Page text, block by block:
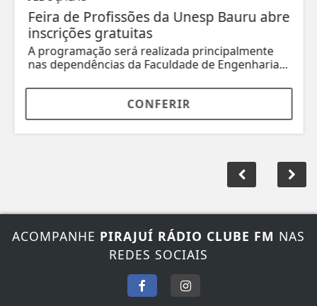
Feira de Profissões da Unesp Bauru abre
inscrições gratuitas
A programação será realizada principalmente
nas dependências da Faculdade de Engenharia...
CONFERIR
ACOMPANHE PIRAJUÍ RÁDIO CLUBE FM NAS
REDES SOCIAIS